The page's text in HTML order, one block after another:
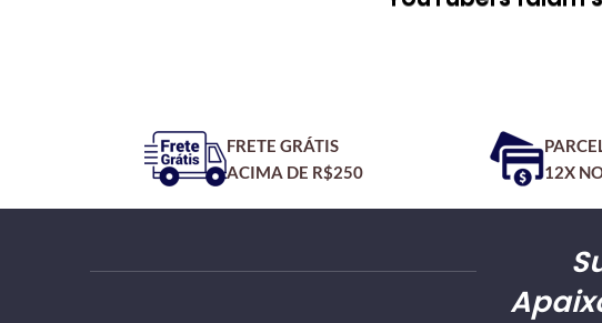
FRETE GRÁTIS
ACIMA DE R$250
12X